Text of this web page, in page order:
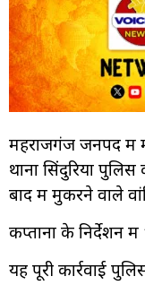
महराजगंज जनपद में
थाना सिंदुरिया
बाद में मुकरने वाले
कप्तानों के निर्देशन
यह पूरी कार्रवाई